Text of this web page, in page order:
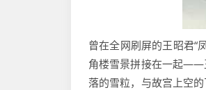
曾在全网刷屏的王昭君“
角楼雪景拼接在一起——
落的雪粒，与故宫上空